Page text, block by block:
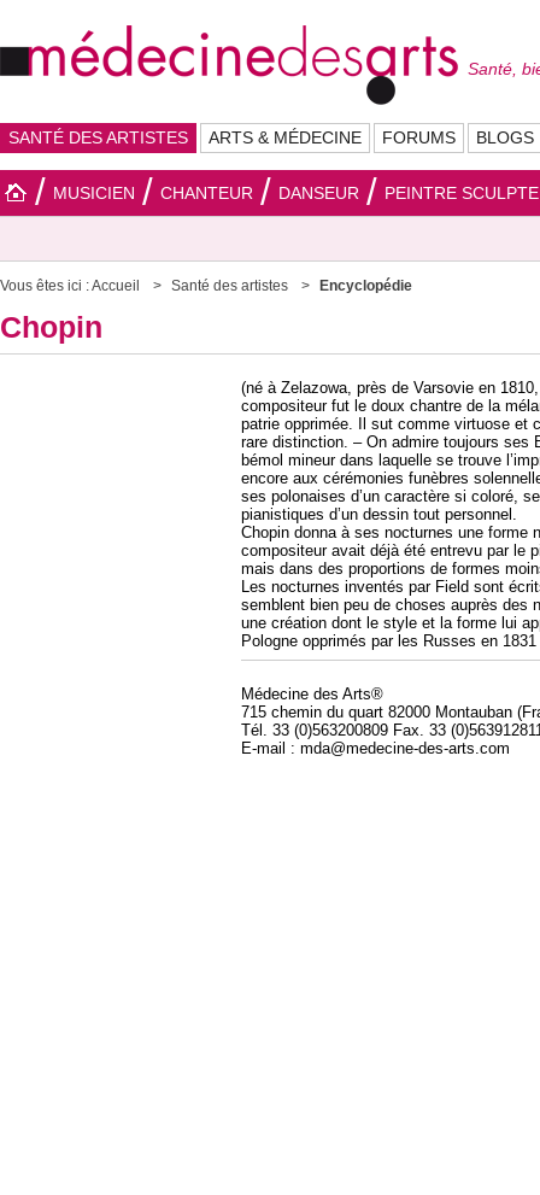
Santé,
SANTÉ DES ARTISTES ARTS & MÉDECINE FORUMS BLOGS
MUSICIEN CHANTEUR DANSEUR PEINTRE
Vous êtes ici :Accueil Santé des artistes Encyclopédie
Chopin
(né à Zelazowa, près de Varsovie en
compositeur fut le doux chantre de la
patrie opprimée. Il sut comme virtuose et
rare distinction. – On admire toujours ses
bémol mineur dans laquelle se trouve
encore aux cérémonies funèbres
ses polonaises d’un caractère si coloré,
pianistiques d’un dessin tout personnel.
Chopin donna à ses nocturnes une forme
compositeur avait déjà été entrevu par le
mais dans des proportions de formes
Les nocturnes inventés par Field sont
semblent bien peu de choses auprès
une création dont le style et la forme lui
Pologne opprimés par les Russes en
Médecine des Arts®
715 chemin du quart 82000 Montauban
Tél. 33 (0)563200809 Fax. 33
E-mail : mda@medecine-des-arts.com